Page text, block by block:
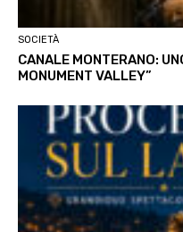
SOCIETÀ
CANALE MONTERANO:
MONUMENT VALLEY”